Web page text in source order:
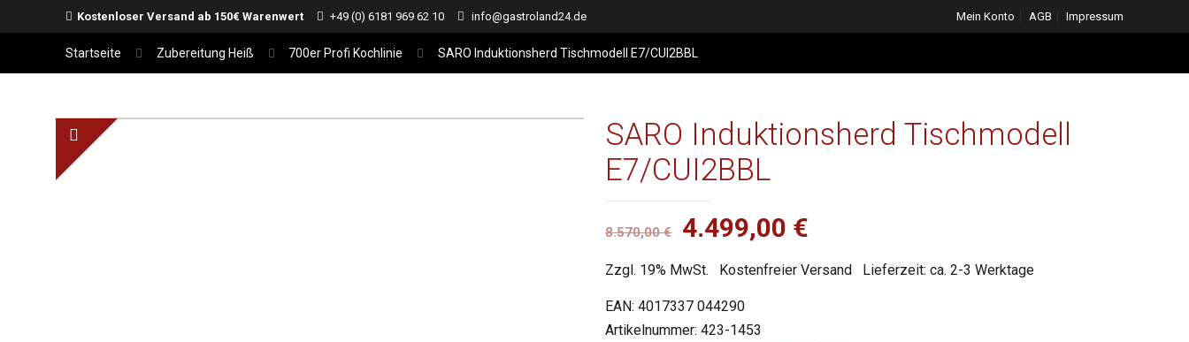
Kostenloser Versand ab 150€ Warenwert +49 (0) 6181 969 62 10 info@gastroland24.de Mein Konto AGB Impressum
Startseite Zubereitung Heiß 700er Profi Kochlinie SARO Induktionsherd Tischmodell E7/CUI2BBL
SARO Induktionsherd Tischmodell
E7/CUI2BBL
8.570,00€
Ursprünglicher
war:
8.570,00 €
4.499,00 €
ist:
Zzgl. 19% MwSt. Kostenfreier Versand Lieferzeit: ca. 2-3 Werktage
EAN:4017337 044290
Artikelnummer:423-1453